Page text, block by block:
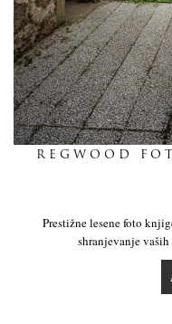
REGWOOD
Prestižne lesene foto
shranjevanje